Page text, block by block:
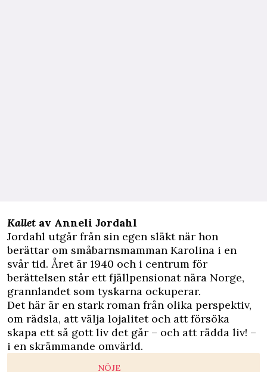
Kallet av Anneli Jordahl
Jordahl utgår från sin egen släkt när hon
berättar om småbarnsmamman Karolina i en
svår tid. Året är 1940 och i centrum för
berättelsen står ett fjällpensionat nära Norge,
grannlandet som tyskarna ockuperar.
Det här är en stark roman från olika perspektiv,
om rädsla, att välja lojalitet och att försöka
skapa ett så gott liv det går – och att rädda liv! –
i en skrämmande omvärld.
NÖJE